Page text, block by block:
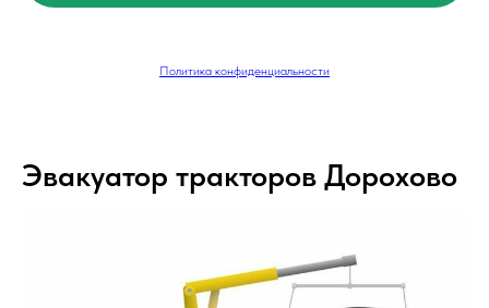
Политика конфиденциальности
Эвакуатор тракторов Дорохово